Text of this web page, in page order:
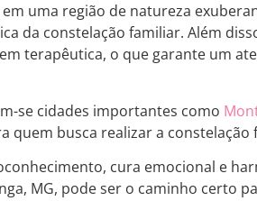
em uma região de natureza
da constelação familiar. Além
terapêutica, o que garante um
se cidades importantes como
quem busca realizar a constelação
cura emocional e
MG, pode ser o caminho certo